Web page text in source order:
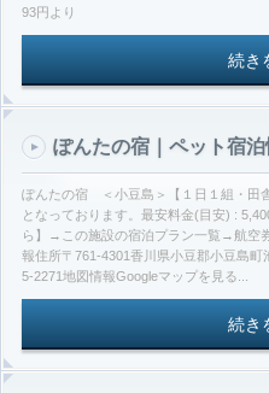
93円より
続き
ぽんたの宿｜ペット宿泊
ぽんたの宿 ＜小豆島＞【１日１組・田
となっております。最安料金(目安) :
ら】→この施設の宿泊プラン一覧→航空
報住所〒761-4301香川県小豆郡小豆島町
5-2271地図情報Googleマップを見る...
続き